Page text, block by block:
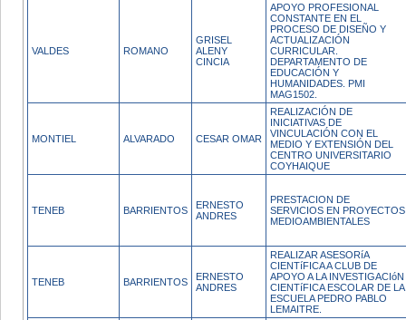
VALDES ROMANO
GRISEL
ALENY
CINCIA
APOYO PROFESIONAL
CONSTANTE EN EL
PROCESO DE DISEÑO Y
ACTUALIZACIÓN
CURRICULAR.
DEPARTAMENTO DE
EDUCACIÓN Y
HUMANIDADES. PMI
MAG1502.
MONTIEL ALVARADO CESAR OMAR
REALIZACIÓN DE
INICIATIVAS DE
VINCULACIÓN CON EL
MEDIO Y EXTENSIÓN DEL
CENTRO UNIVERSITARIO
COYHAIQUE
TENEB BARRIENTOS
ERNESTO
ANDRES
PRESTACION DE
SERVICIOS EN PROYECTOS
MEDIOAMBIENTALES
TENEB BARRIENTOS
ERNESTO
ANDRES
REALIZAR ASESORíA
CIENTíFICA A CLUB DE
APOYO A LA INVESTIGACIóN
CIENTíFICA ESCOLAR DE LA
ESCUELA PEDRO PABLO
LEMAITRE.